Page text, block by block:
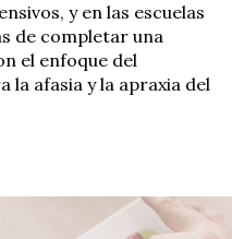
y en las escuelas
de completar una
el enfoque del
afasia y la apraxia del